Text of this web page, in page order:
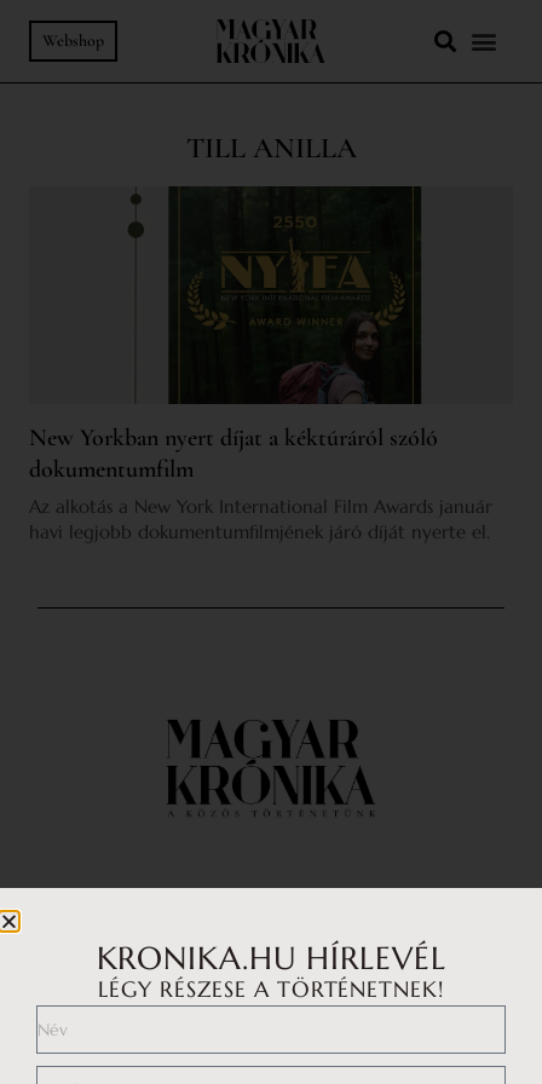
Webshop
TILL ANILLA
New Yorkban nyert díjat a kéktúráról szóló
dokumentumfilm
Az alkotás a New York International Film Awards január
havi legjobb dokumentumfilmjének járó díját nyerte el.
Médiaajánlat
Adatkezelési tájékoztató
KRONIKA.HU HÍRLEVÉL
LÉGY RÉSZESE A TÖRTÉNETNEK!